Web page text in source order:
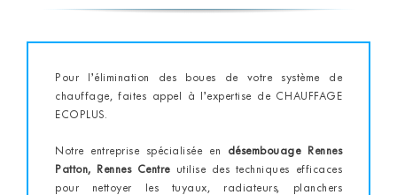
Pour l’élimination des boues de votre système de
chauffage, faites appel à l’expertise de CHAUFFAGE
ECOPLUS.
Notre entreprise spécialisée en désembouage
Rennes
Patton, Rennes Centreutilise des techniques efficaces
pour nettoyer les tuyaux, radiateurs, planchers